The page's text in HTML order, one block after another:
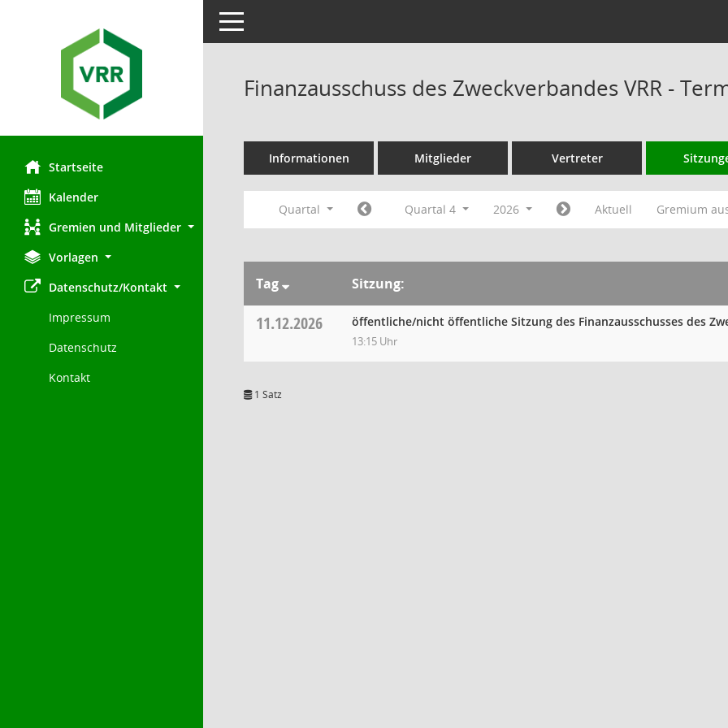
Startseite
Kalender
Gremien und Mitglieder
Vorlagen
Datenschutz/Kontakt
Impressum
Datenschutz
Kontakt
Toggle navigation
Finanzausschuss des Zweckverbandes VRR -
Informationen Mitglieder Vertreter
Quartal Quartal 4 2026 Aktuell Gremium
Tag Sitzung:
11.12.2026 öffentliche/nicht öffentliche Sitzung des Finanzausschusses des
13:15 Uhr
1 Satz